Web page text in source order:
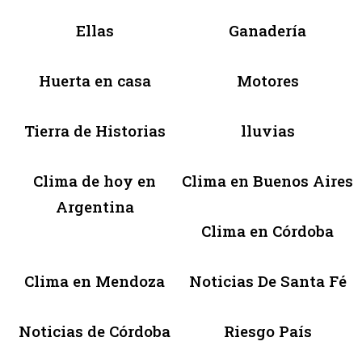
Ellas Ganadería
Huerta en casa Motores
Tierra de Historias lluvias
Clima de hoy en
Argentina
Clima en Buenos Aires
Clima en Córdoba
Clima en Mendoza Noticias De Santa Fé
Noticias de Córdoba Riesgo País